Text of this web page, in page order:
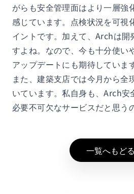
がらも安全管理面はより一層強
感じています。点検状況を可視
イントです。加えて、Archは開
すよね。なので、今も十分使い
アップデートにも期待しています
また、建築支店では今月から全
いています。私自身も、Arch安
必要不可欠なサービスだと思う
一覧へもどる